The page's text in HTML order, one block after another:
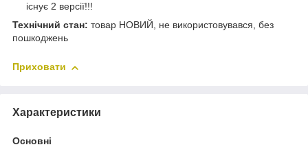
існує 2 версії!!!
Технічний стан: товар НОВИЙ, не використовувався, без
пошкоджень
Приховати
Характеристики
Основні